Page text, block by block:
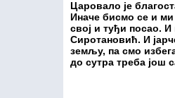
Царовало је
Иначе бисмо се и ми
свој и туђи посао.
Сиротановић. И
земљу, па смо
до сутра треба још